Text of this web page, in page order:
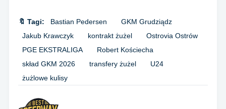
🔖 Tagi: Bastian Pedersen
GKM Grudziądz
Jakub Krawczyk
kontrakt żużel
Ostrovia Ostrów
PGE EKSTRALIGA
Robert Kościecha
skład GKM 2026
transfery żużel
U24
żużlowe kulisy